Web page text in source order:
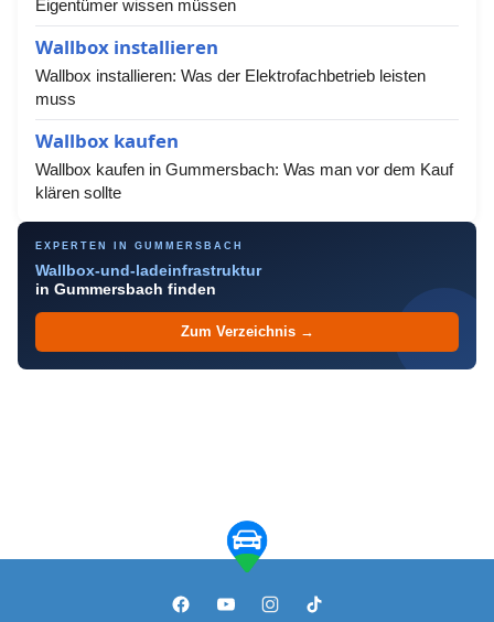
Eigentümer wissen müssen
Wallbox installieren
Wallbox installieren: Was der Elektrofachbetrieb leisten
muss
Wallbox kaufen
Wallbox kaufen in Gummersbach: Was man vor dem Kauf
klären sollte
EXPERTEN IN GUMMERSBACH
Wallbox-und-ladeinfrastruktur
in Gummersbach finden
Zum Verzeichnis →